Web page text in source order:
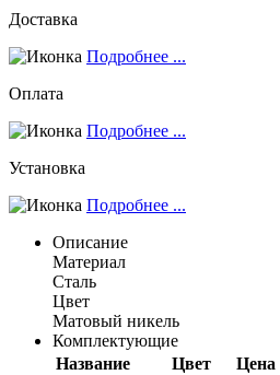
Доставка
Подробнее ...
Оплата
Подробнее ...
Установка
Подробнее ...
Описание
Материал
Сталь
Цвет
Матовый никель
Комплектующие
Название
Цвет Цена